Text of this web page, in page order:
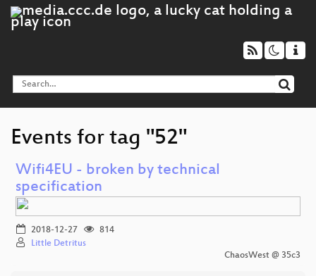
Events for tag "52"
Wifi4EU - broken by technical
specification
2018-12-27
814
Little Detritus
ChaosWest @ 35c3